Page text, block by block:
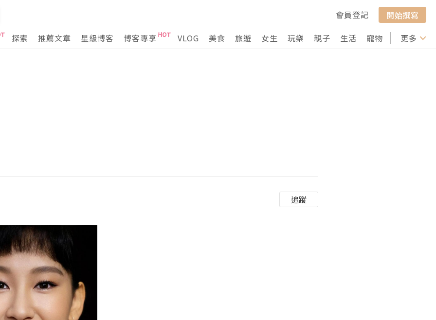
會員登記
開始撰寫
探索
推薦文章 星級博客 博客專享 VLOG 美食 旅遊 女生 玩樂 親子 生活 寵物 行山 打卡
更多
追蹤